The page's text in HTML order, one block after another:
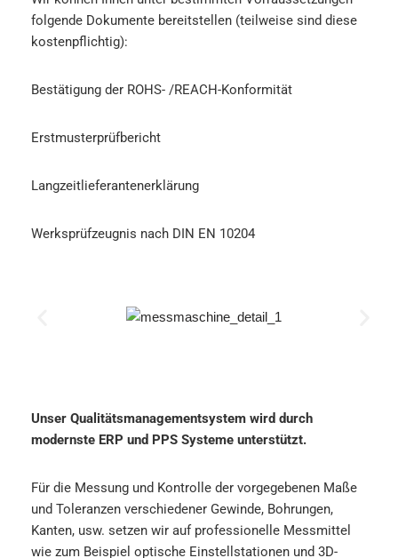
folgende Dokumente bereitstellen (teilweise sind diese
kostenpflichtig):
Bestätigung der ROHS- /REACH-Konformität
Erstmusterprüfbericht
Langzeitlieferantenerklärung
Werksprüfzeugnis nach DIN EN 10204
Unser Qualitätsmanagementsystem wird durch
modernste ERP und PPS Systeme unterstützt.
Für die Messung und Kontrolle der vorgegebenen Maße
und Toleranzen verschiedener Gewinde, Bohrungen,
Kanten, usw. setzen wir auf professionelle Messmittel
wie zum Beispiel optische Einstellstationen und 3D-